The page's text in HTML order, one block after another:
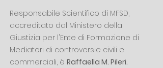
Responsabile Scientifico di MFSD,
accreditato dal Ministero della
Giustizia per l'Ente di Formazione di
Mediatori di controversie civili e
commerciali, è Raffaella M. Pileri.